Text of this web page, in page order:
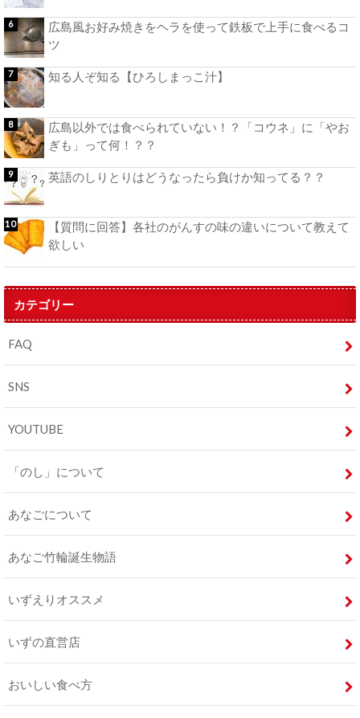
広島風お好み焼きをヘラを使って鉄板で上手に食べるコ
ツ
知る人ぞ知る【ひろしまっこ汁】
広島以外では食べられていない！？「コウネ」に「やお
ぎも」って何！？？
英語のしりとりはどうなったら負けか知ってる？？
【質問に回答】各社のがんすの味の違いについて教えて
欲しい
カテゴリー
FAQ
SNS
YOUTUBE
「のし」について
あなごについて
あなご竹輪誕生物語
いずえりオススメ
いずの直営店
おいしい食べ方